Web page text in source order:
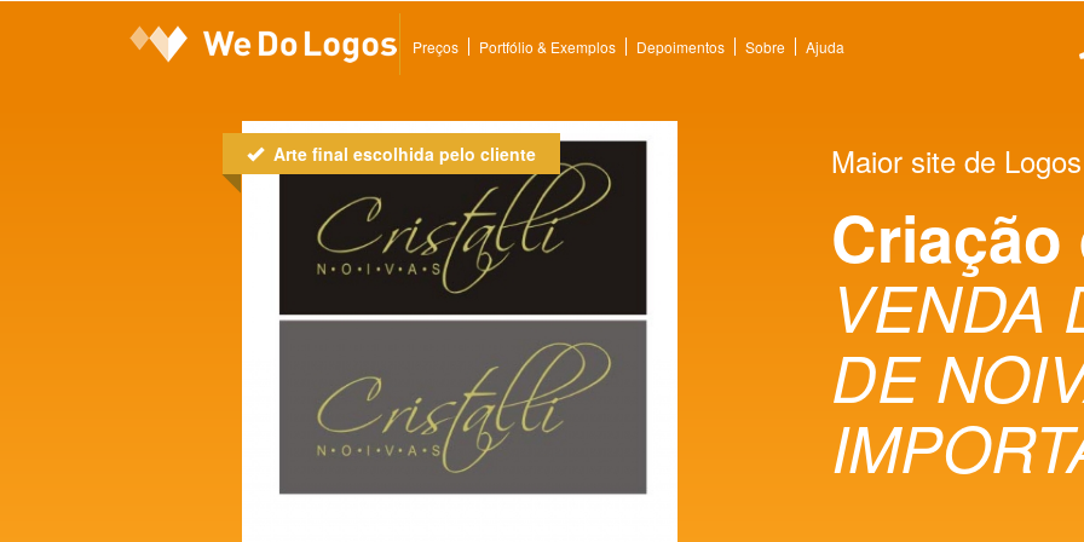
Preços Portfólio & Exemplos Depoimentos Sobre Ajuda
Arte final escolhida pelo cliente Maior site de
Criação
VENDA
DE